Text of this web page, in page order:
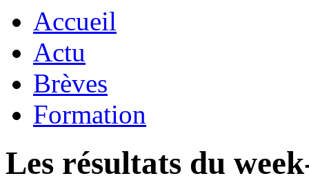
Accueil
Actu
Brèves
Formation
Les résultats du